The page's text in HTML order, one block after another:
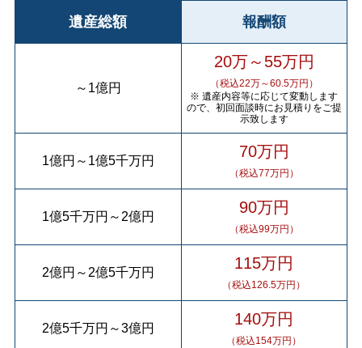
遺産総額 報酬額
～ 1億円
20万～55万円
（税込22万～60.5万円）
※ 遺産内容等に応じて変動します
ので、初回面談時にお見積りをご提
示致します
1億円 ～ 1億5千万円 70万円
（税込77万円）
1億5千万円 ～ 2億円 90万円
（税込99万円）
2億円 ～ 2億5千万円 115万円
（税込126.5万円）
2億5千万円 ～3億円 140万円
（税込154万円）